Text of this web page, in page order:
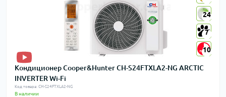
24
7
10
24
7
10
Кондиционер Cooper&Hunter CH-S24FTXLA2-NG ARCTIC
INVERTER Wi-Fi
Код товара: CH-S24FTXLA2-NG
В наличии